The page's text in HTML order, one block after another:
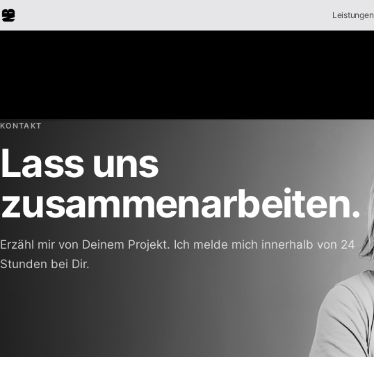
Leistungen
KONTAKT
Lass uns
zusammenarbeiten.
Erzähl mir von Deinem Projekt. Ich melde mich innerhalb von 24
Stunden bei Dir.